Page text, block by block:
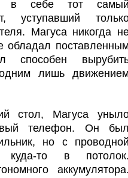
в себе тот
уступавший
Магуса никогда
обладал
лишь
стол, Магуса
телефон. Он
но с
куда-то в